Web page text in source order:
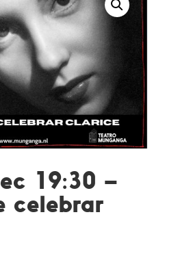
19:30 –
celebrar